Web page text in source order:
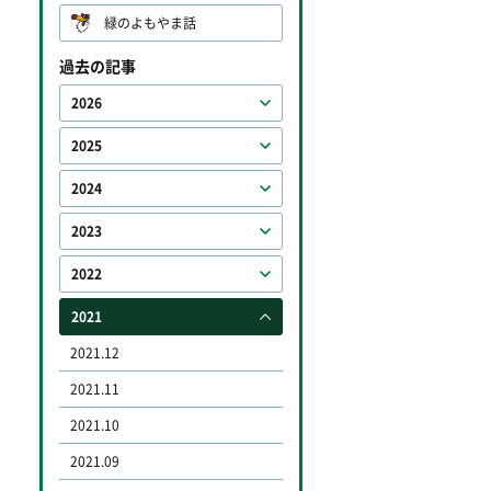
緑のよもやま話
過去の記事
2026
2025
2024
2023
2022
2021
2021.12
2021.11
2021.10
2021.09